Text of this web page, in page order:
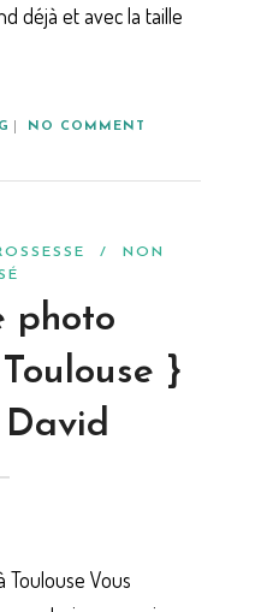
déjà et avec la taille
NO COMMENT
/
NON
photo
}
Toulouse Vous